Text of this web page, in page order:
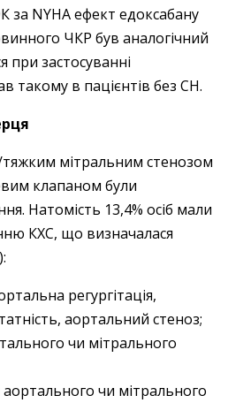
за NYHA ефект едоксабану
ЧКР був аналогічний
при застосуванні
такому в пацієнтів без СН.
тяжким мітральним стенозом
клапаном були
Натомість 13,4% осіб мали
КХС, що визначалася
регургітація,
аортальний стеноз;
чи мітрального
чи мі­трального